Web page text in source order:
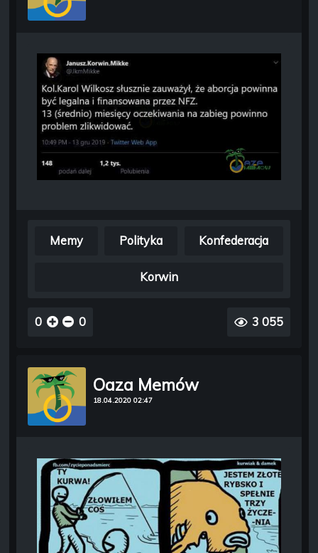
Memy Polityka Konfederacja
Korwin
0 0 3 055
Oaza Memów
18.04.2020 02:47